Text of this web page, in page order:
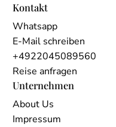
Kontakt
Whatsapp
E-Mail schreiben
+4922045089560
Reise anfragen
Unternehmen
About Us
Impressum